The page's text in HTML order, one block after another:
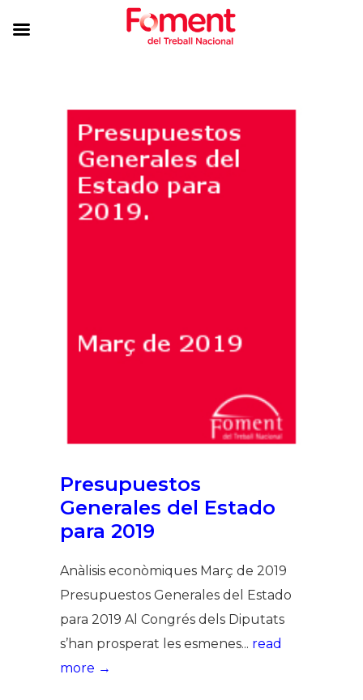
Presupuestos
Generales del Estado
para 2019
Anàlisis econòmiques Març de 2019
Presupuestos Generales del Estado
para 2019 Al Congrés dels Diputats
s’han prosperat les esmenes... read
more →